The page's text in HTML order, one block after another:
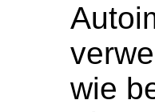
wie